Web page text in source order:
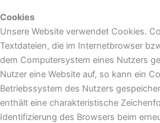
Cookies
Unsere Website verwendet Cookies.
Textdateien, die im Internetbrowser
dem Computersystem eines Nutzers
Nutzer eine Website auf, so kann ein
Betriebssystem des Nutzers
enthält eine charakteristische
Identifizierung des Browsers beim